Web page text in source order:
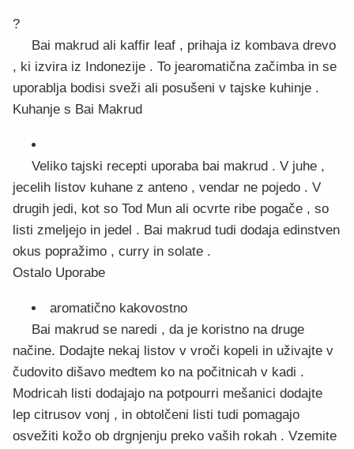
?
Bai makrud ali kaffir leaf , prihaja iz kombava drevo
, ki izvira iz Indonezije . To jearomatična začimba in se
uporablja bodisi sveži ali posušeni v tajske kuhinje .
Kuhanje s Bai Makrud
Veliko tajski recepti uporaba bai makrud . V juhe ,
jecelih listov kuhane z anteno , vendar ne pojedo . V
drugih jedi, kot so Tod Mun ali ocvrte ribe pogače , so
listi zmeljejo in jedel . Bai makrud tudi dodaja edinstven
okus popražimo , curry in solate .
Ostalo Uporabe
aromatično kakovostno
Bai makrud se naredi , da je koristno na druge
načine. Dodajte nekaj listov v vroči kopeli in uživajte v
čudovito dišavo medtem ko na počitnicah v kadi .
Modricah listi dodajajo na potpourri mešanici dodajte
lep citrusov vonj , in obtolčeni listi tudi pomagajo
osvežiti kožo ob drgnjenju preko vaših rokah . Vzemite